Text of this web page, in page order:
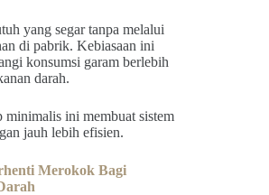
yang segar tanpa melalui
di pabrik. Kebiasaan ini
konsumsi garam berlebih
darah.
ini membuat sistem
jauh lebih efisien.
Merokok Bagi